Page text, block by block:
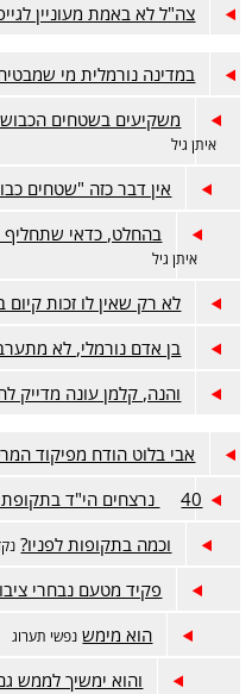
צה"ל לא באמת מעוניין
במדינה נורמלית מי
משקיעים בשטחים
איתן גיל
אין דבר כזה "שטחים
בהחלט, כדאי שתחליף
איתן גיל
לא רק שאין לו זכות קיום
בן אדם נורמלי, לא
והנה, קלמן עונה מדייק
אבי בלוט הודח מפיקוד
40 נרצחים הי"ד בתקופת אבי בלוט
וכמה בתקופות לפניו?
פקיד מטעם נבחרי
הוא מימש נפשי תערוג
והוא ימשיך לממש